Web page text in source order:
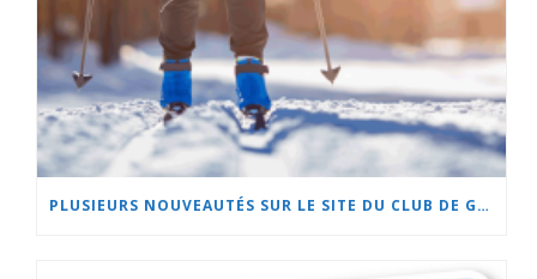
PLUSIEURS NOUVEAUTÉS SUR LE SITE DU CLUB DE GOLF DE BEAUCEVILLE ET À L’HÔTEL LA CACHE DU GOLF!